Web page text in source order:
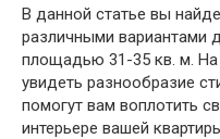
В данной статье вы
различными вариантами
площадью 31-35 кв. м. На
увидеть разнообразие
помогут вам воплотить
интерьере вашей